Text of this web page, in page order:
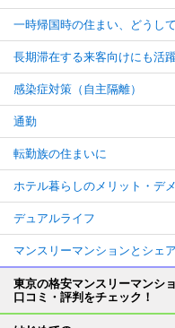
一時帰国時の住まい、どうし
長期滞在する来客向けにも活
感染症対策（自主隔離）
通勤
転勤族の住まいに
ホテル暮らしのメリット・デ
デュアルライフ
マンスリーマンションとシェ
東京の格安マンスリーマンシ
口コミ・評判をチェック！